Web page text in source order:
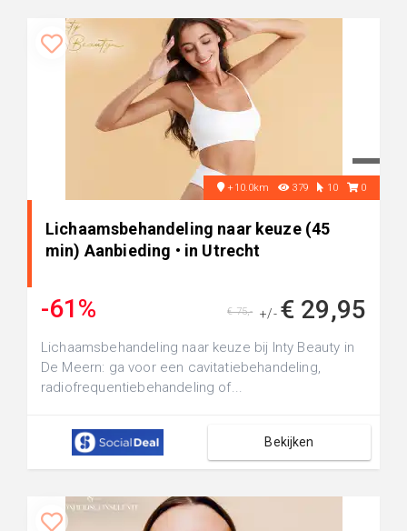
+10.0km 379 10 0
Lichaamsbehandeling naar keuze (45
min) Aanbieding • in Utrecht
-61% +/- € 29,95
€ 75,-
Lichaamsbehandeling naar keuze bij Inty Beauty in
De Meern: ga voor een cavitatiebehandeling,
radiofrequentiebehandeling of...
Bekijken